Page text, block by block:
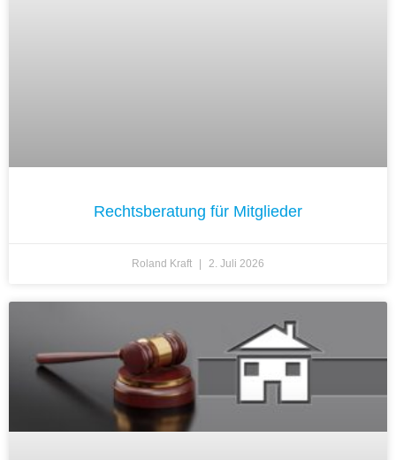
Rechtsberatung für Mitglieder
Roland Kraft 2. Juli 2026